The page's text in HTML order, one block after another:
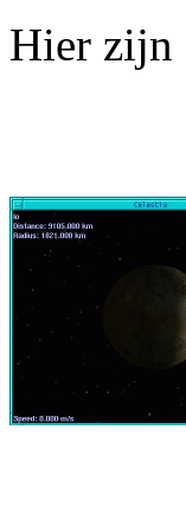
Hier zijn